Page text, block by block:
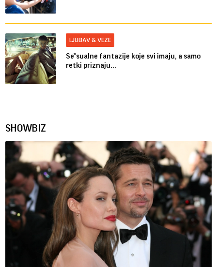
LJUBAV & VEZE
Se*sualne fantazije koje svi imaju, a samo
retki priznaju...
SHOWBIZ